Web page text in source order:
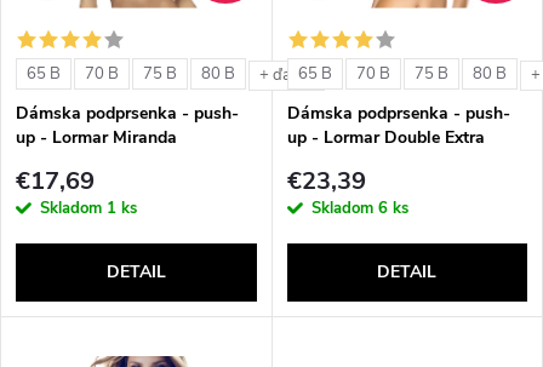
i
e
p
r
d
s
p
r
o
d
65 B 70 B 75 B 80 B + ďalšie
Dámska podprsenka - push-
up - Lormar Miranda
€17,69
Skladom 1 ks
DETAIL
65 B 70 B 75 B 80 B
Dámska podprsenka - push-
up - Lormar Double Extra
€23,39
Skladom 6 ks
DETAIL